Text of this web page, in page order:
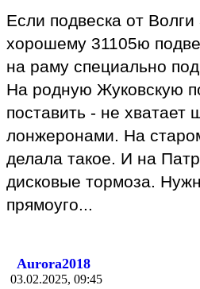
Если подвеска от
хорошему 31105ю
на раму специально
На родную Жуковскую
поставить - не
лонжеронами. На
делала такое. И на
дисковые тормоза.
прямоуго...
Aurora2018
03.02.2025, 09:45